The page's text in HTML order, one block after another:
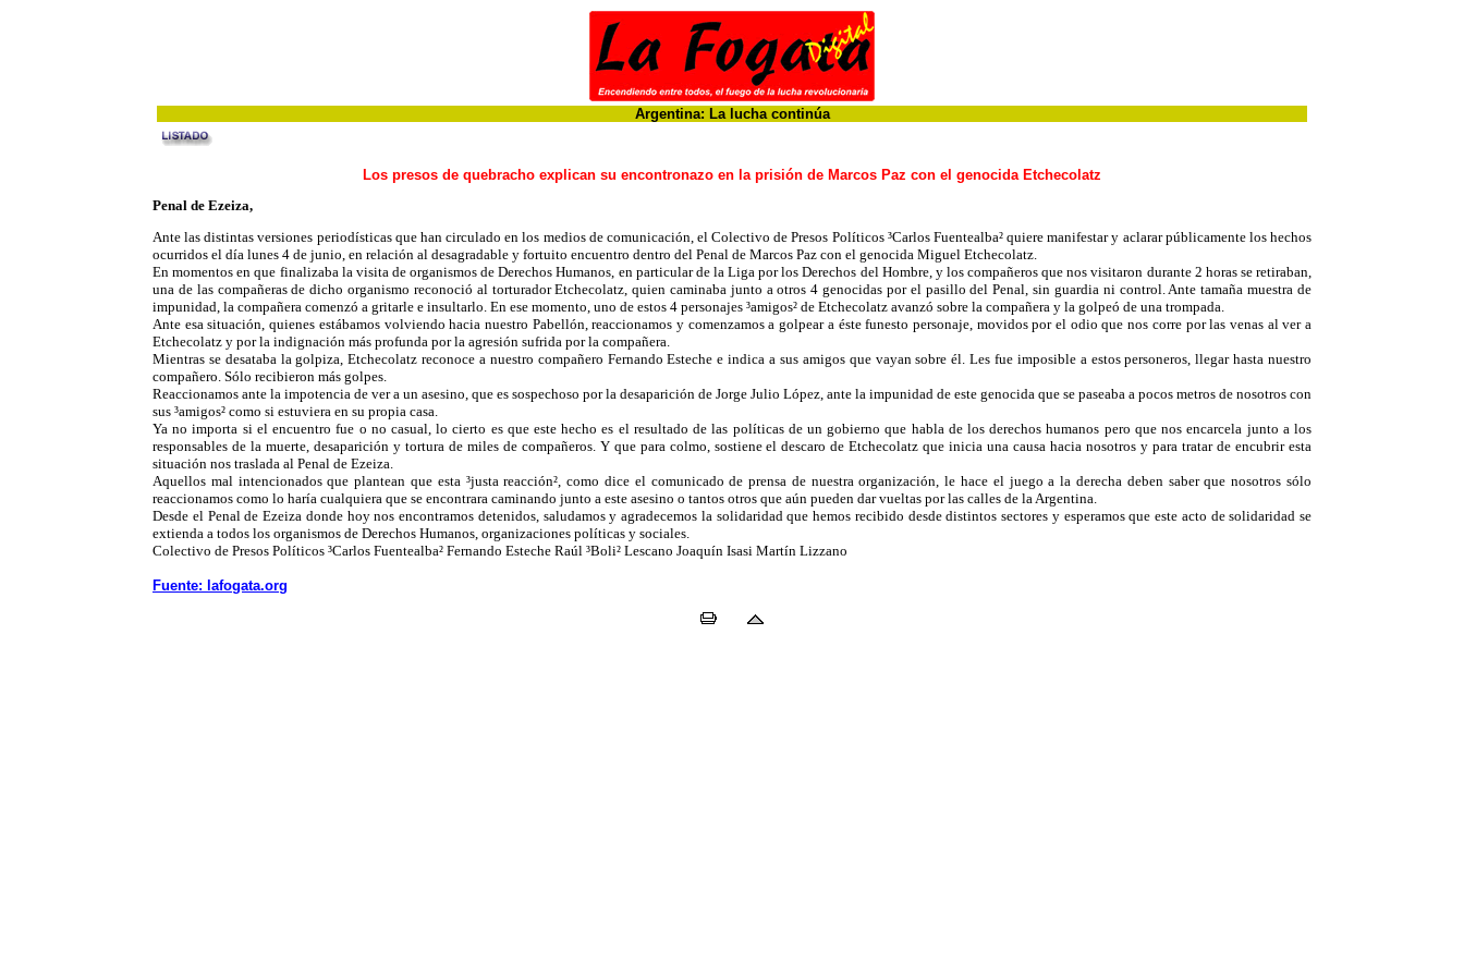
Argentina: La lucha continúa
Los presos de quebracho explican su encontronazo en la prisión de Marcos Paz con el genocida Etchecolatz
Penal de Ezeiza,
Ante las distintas versiones periodísticas que han circulado en los medios de comunicación, el Colectivo de Presos Políticos ³Carlos Fuentealba² quiere manifestar y aclarar públicamente los hechos
ocurridos el día lunes 4 de junio, en relación al desagradable y fortuito encuentro dentro del Penal de Marcos Paz con el genocida Miguel Etchecolatz.
En momentos en que finalizaba la visita de organismos de Derechos Humanos, en particular de la Liga por los Derechos del Hombre, y los compañeros que nos visitaron durante 2 horas se retiraban,
una de las compañeras de dicho organismo reconoció al torturador Etchecolatz, quien caminaba junto a otros 4 genocidas por el pasillo del Penal, sin guardia ni control. Ante tamaña muestra de
impunidad, la compañera comenzó a gritarle e insultarlo. En ese momento, uno de estos 4 personajes ³amigos² de Etchecolatz avanzó sobre la compañera y la golpeó de una trompada.
Ante esa situación, quienes estábamos volviendo hacia nuestro Pabellón, reaccionamos y comenzamos a golpear a éste funesto personaje, movidos por el odio que nos corre por las venas al ver a
Etchecolatz y por la indignación más profunda por la agresión sufrida por la compañera.
Mientras se desataba la golpiza, Etchecolatz reconoce a nuestro compañero Fernando Esteche e indica a sus amigos que vayan sobre él. Les fue imposible a estos personeros, llegar hasta nuestro
compañero. Sólo recibieron más golpes.
Reaccionamos ante la impotencia de ver a un asesino, que es sospechoso por la desaparición de Jorge Julio López, ante la impunidad de este genocida que se paseaba a pocos metros de nosotros con
sus ³amigos² como si estuviera en su propia casa.
Ya no importa si el encuentro fue o no casual, lo cierto es que este hecho es el resultado de las políticas de un gobierno que habla de los derechos humanos pero que nos encarcela junto a los
responsables de la muerte, desaparición y tortura de miles de compañeros. Y que para colmo, sostiene el descaro de Etchecolatz que inicia una causa hacia nosotros y para tratar de encubrir esta
situación nos traslada al Penal de Ezeiza.
Aquellos mal intencionados que plantean que esta ³justa reacción², como dice el comunicado de prensa de nuestra organización, le hace el juego a la derecha deben saber que nosotros sólo
reaccionamos como lo haría cualquiera que se encontrara caminando junto a este asesino o tantos otros que aún pueden dar vueltas por las calles de la Argentina.
Desde el Penal de Ezeiza donde hoy nos encontramos detenidos, saludamos y agradecemos la solidaridad que hemos recibido desde distintos sectores y esperamos que este acto de solidaridad se
extienda a todos los organismos de Derechos Humanos, organizaciones políticas y sociales.
Colectivo de Presos Políticos ³Carlos Fuentealba² Fernando Esteche Raúl ³Boli² Lescano Joaquín Isasi Martín Lizzano
Fuente: lafogata.org